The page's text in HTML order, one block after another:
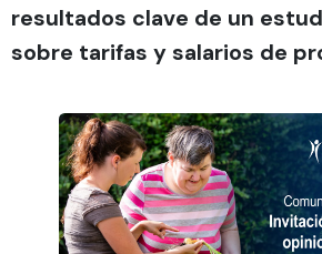
resultados clave de un
sobre tarifas y salarios de